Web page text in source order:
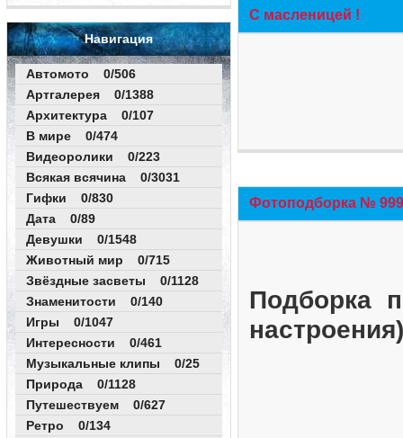
Навигация
Автомото 0/506
Артгалерея 0/1388
Архитектура 0/107
В мире 0/474
Видеоролики 0/223
Всякая всячина 0/3031
Гифки 0/830
Дата 0/89
Девушки 0/1548
Животный мир 0/715
Звёздные засветы 0/1128
Знаменитости 0/140
Игры 0/1047
Интересности 0/461
Музыкальные клипы 0/25
Природа 0/1128
Путешествуем 0/627
Ретро 0/134
С масленицей !
Фотоподборка №
Подборка